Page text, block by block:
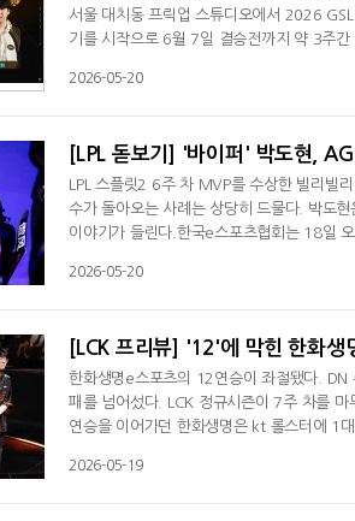
서울 대치동 프릭업 스튜디오에서 2026
기를 시작으로 6월 7일 결승전까지 약 3주
진출했으며, 김준호, 클레망 데플란케, 조성
2026-05-20
[LPL 돋보기] '바이퍼' 박도현,
LPL 스플릿2 6주 차 MVP를 수상한 빌리빌
수가 돌아오는 사례는 상당히 드물다. 박도
이야기가 들린다.한국e스포츠협회는 18일
'캐니언' 김건부, T1 '페이커' 이상혁, '케리
2026-05-20
[LCK 프리뷰] '12'에 막힌 한화
한화생명e스포츠의 12연승이 좌절됐다.
패를 넘어섰다. LCK 정규시즌이 7주 차를
연승을 이어가던 한화생명은 kt 롤스터에 1
했다. 두 번 모두 '12'에서 막혔다. DN 수퍼
2026-05-19